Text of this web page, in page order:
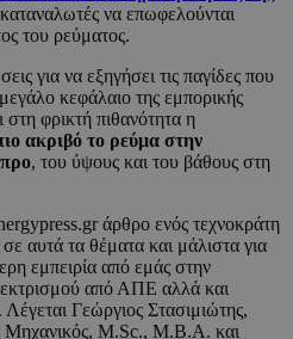
να επωφελούνται
του ρεύματος.
για να εξηγήσει τις παγίδες που
κεφάλαιο της εμπορικής
φρικτή πιθανότητα η
ακριβό το ρεύμα στην
, του ύψους και του βάθους στη
άρθρο ενός τεχνοκράτη
αυτά τα θέματα και μάλιστα για
εμπειρία από εμάς στην
από ΑΠΕ αλλά και
Γεώργιος Στασιμιώτης,
M.Sc., M.B.A. και